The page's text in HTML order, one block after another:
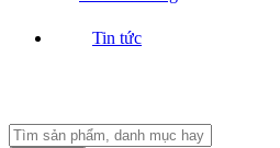
Tin tức